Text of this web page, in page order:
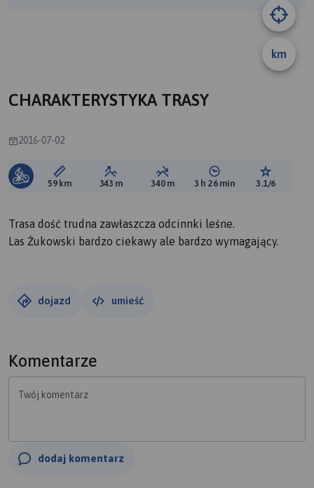
km
CHARAKTERYSTYKA TRASY
2016-07-02
Długość trasy:
59 km Suma przewyższeń:
343 m Suma spadków:
340 m Średni czas potrzebny
3 h 26 min Ocena
3.1/6
Trasa dość trudna zawłaszcza odcinnki leśne.
Las Żukowski bardzo ciekawy ale bardzo wymagający.
dojazd umieść
Komentarze
Twój komentarz
dodaj komentarz